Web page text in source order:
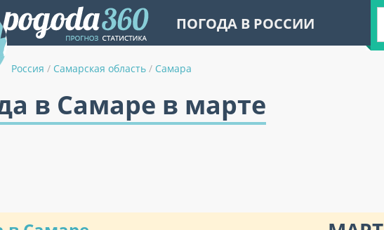
ПОГОДА В РОССИИ
Россия / Самарская область / Самара
в Самаре в марте